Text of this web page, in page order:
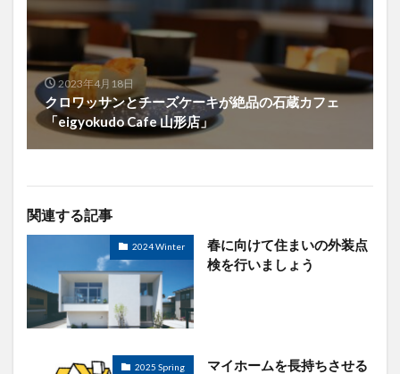
2023年4月18日
クロワッサンとチーズケーキが絶品の石蔵カフェ
「eigyokudo Cafe 山形店」
関連する記事
2024 Winter
春に向けて住まいの外装点
検を行いましょう
2025 Spring
マイホームを長持ちさせる